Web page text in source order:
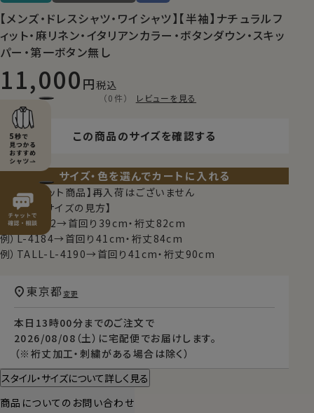
【メンズ・ドレスシャツ・ワイシャツ】【半袖】ナチュラルフ
ィット・麻リネン・イタリアンカラー・ボタンダウン・スキッ
パー・第一ボタン無し
11,000 税込
（0件） レビューを見る
この商品のサイズを確認する
サイズ・色を選んでカートに入れる
【限定スポット商品】再入荷はございません
【シャツのサイズの見方】
例）M-3982→首回り39cm・裄丈82cm
例）L-4184→首回り41cm・裄丈84cm
例）TALL-L-4190→首回り41cm・裄丈90cm
本日 13時00分 までのご注文で
2026/08/08（土） に宅配便 でお届けします。
（※裄丈加工・刺繍がある場合は除く）
東京都 変更
スタイル・サイズについて詳しく見る
商品についてのお問い合わせ